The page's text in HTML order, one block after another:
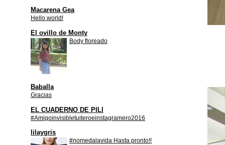
Macarena Gea
Hello world!
El ovillo de Monty
Body floreado
Baballa
Gracias
EL CUADERNO DE PILI
#Amigoinvisibletuiteroeinstagramero2016
lilaygris
#nomedalavida Hasta pronto!!